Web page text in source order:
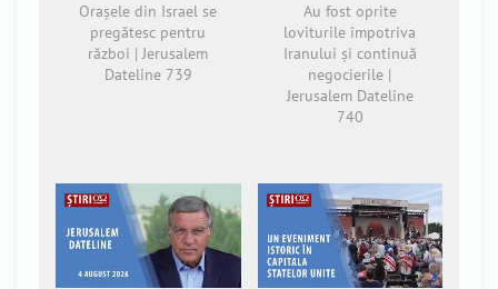
Orașele din Israel se
pregătesc pentru
război | Jerusalem
Dateline 739
Au fost oprite
loviturile împotriva
Iranului și continuă
negocierile |
Jerusalem Dateline
740